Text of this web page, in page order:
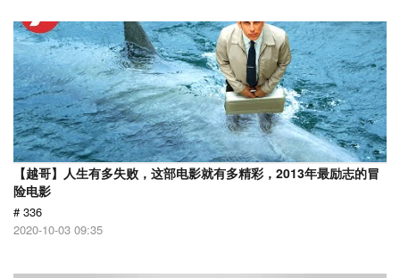
【越哥】人生有多失败，这部电影就有多精彩，2013年最励志的冒
险电影
# 336
2020-10-03 09:35